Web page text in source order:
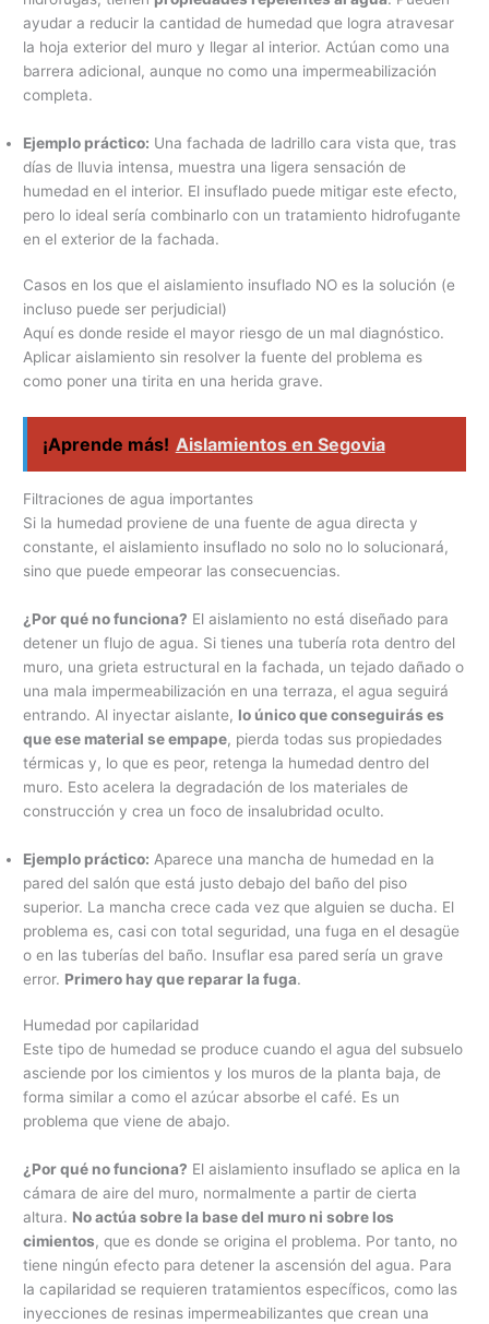
ayudar a reducir la cantidad de humedad que logra atravesar
la hoja exterior del muro y llegar al interior. Actúan como una
barrera adicional, aunque no como una impermeabilización
completa.
Ejemplo práctico: Una fachada de ladrillo cara vista que, tras
días de lluvia intensa, muestra una ligera sensación de
humedad en el interior. El insuflado puede mitigar este efecto,
pero lo ideal sería combinarlo con un tratamiento hidrofugante
en el exterior de la fachada.
Casos en los que el aislamiento insuflado NO es la solución (e
incluso puede ser perjudicial)
Aquí es donde reside el mayor riesgo de un mal diagnóstico.
Aplicar aislamiento sin resolver la fuente del problema es
como poner una tirita en una herida grave.
¡Aprende más! Aislamientos en Segovia
Filtraciones de agua importantes
Si la humedad proviene de una fuente de agua directa y
constante, el aislamiento insuflado no solo no lo solucionará,
sino que puede empeorar las consecuencias.
¿Por qué no funciona? El aislamiento no está diseñado para
detener un flujo de agua. Si tienes una tubería rota dentro del
muro, una grieta estructural en la fachada, un tejado dañado o
una mala impermeabilización en una terraza, el agua seguirá
entrando. Al inyectar aislante, lo único que conseguirás es
que ese material se empape, pierda todas sus propiedades
térmicas y, lo que es peor, retenga la humedad dentro del
muro. Esto acelera la degradación de los materiales de
construcción y crea un foco de insalubridad oculto.
Ejemplo práctico: Aparece una mancha de humedad en la
pared del salón que está justo debajo del baño del piso
superior. La mancha crece cada vez que alguien se ducha. El
problema es, casi con total seguridad, una fuga en el desagüe
o en las tuberías del baño. Insuflar esa pared sería un grave
error. Primero hay que reparar la fuga.
Humedad por capilaridad
Este tipo de humedad se produce cuando el agua del subsuelo
asciende por los cimientos y los muros de la planta baja, de
forma similar a como el azúcar absorbe el café. Es un
problema que viene de abajo.
¿Por qué no funciona? El aislamiento insuflado se aplica en la
cámara de aire del muro, normalmente a partir de cierta
altura. No actúa sobre la base del muro ni sobre los
cimientos, que es donde se origina el problema. Por tanto, no
tiene ningún efecto para detener la ascensión del agua. Para
la capilaridad se requieren tratamientos específicos, como las
inyecciones de resinas impermeabilizantes que crean una